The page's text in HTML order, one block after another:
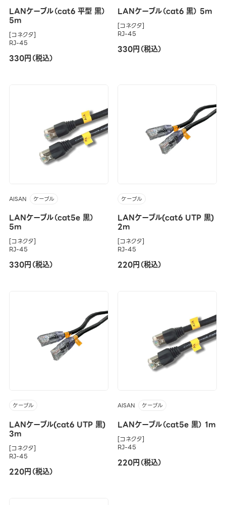
LANケーブル（cat6 平型 黒）
5m
[コネクタ]
RJ-45
330円（税込）
LANケーブル（cat6 黒） 5m
[コネクタ]
RJ-45
330円（税込）
AISAN ケーブル
LANケーブル（cat5e 黒）
5m
[コネクタ]
RJ-45
330円（税込）
ケーブル
LANケーブル(cat6 UTP 黒)
2m
[コネクタ]
RJ-45
220円（税込）
ケーブル
LANケーブル(cat6 UTP 黒)
3m
[コネクタ]
RJ-45
220円（税込）
AISAN ケーブル
LANケーブル（cat5e 黒） 1m
[コネクタ]
RJ-45
220円（税込）